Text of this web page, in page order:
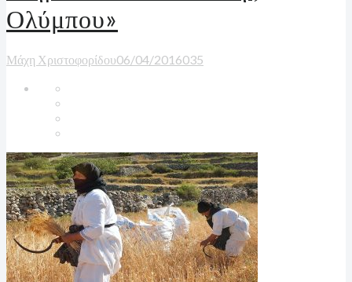
Ολύμπου»
Μάχη Χριστοφορίδου06/04/2016035